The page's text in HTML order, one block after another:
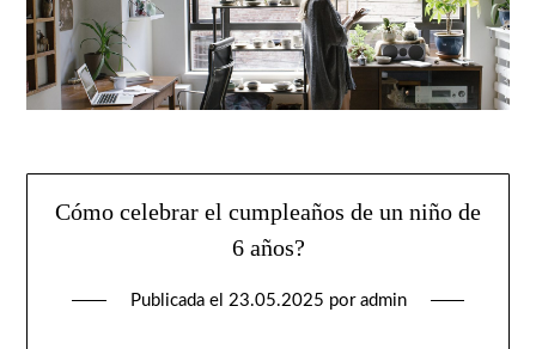
Cómo celebrar el cumpleaños de un niño de
6 años?
Publicada el 23.05.2025 por admin